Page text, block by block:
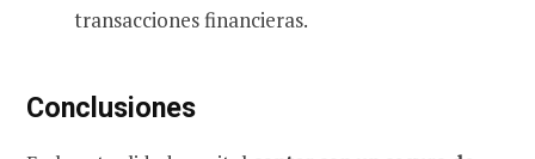
transacciones financieras.
Conclusiones